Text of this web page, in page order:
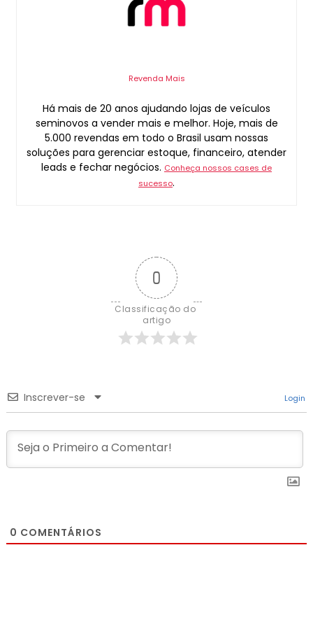
Revenda Mais
Há mais de 20 anos ajudando lojas de veículos
seminovos a vender mais e melhor. Hoje, mais de
5.000 revendas em todo o Brasil usam nossas
soluções para gerenciar estoque, financeiro, atender
leads e fechar negócios. Conheça nossos cases de
sucesso.
0
Classificação do
artigo
Inscrever-se Login
0 COMENTÁRIOS